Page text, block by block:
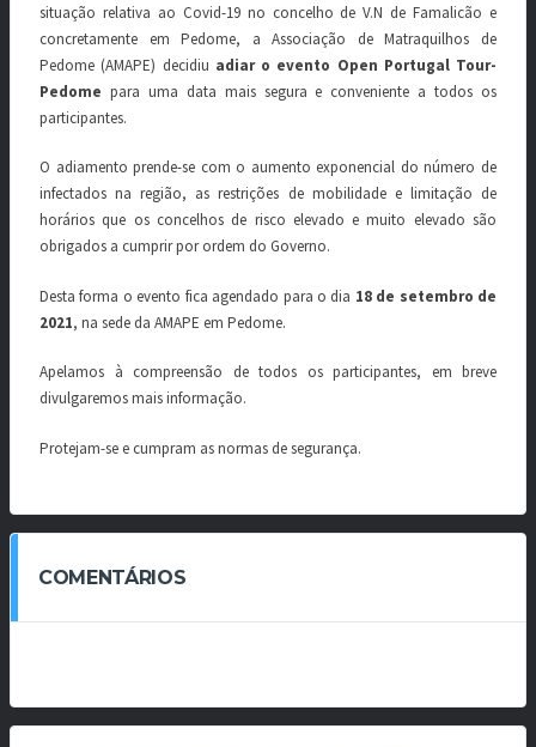
situação relativa ao Covid-19 no concelho de V.N de Famalicão e
concretamente em Pedome, a Associação de Matraquilhos de
Pedome (AMAPE) decidiu adiar o evento Open Portugal Tour-
Pedome para uma data mais segura e conveniente a todos os
participantes.
O adiamento prende-se com o aumento exponencial do número de
infectados na região, as restrições de mobilidade e limitação de
horários que os concelhos de risco elevado e muito elevado são
obrigados a cumprir por ordem do Governo.
Desta forma o evento fica agendado para o dia 18 de setembro de
2021, na sede da AMAPE em Pedome.
Apelamos à compreensão de todos os participantes, em breve
divulgaremos mais informação.
Protejam-se e cumpram as normas de segurança.
COMENTÁRIOS